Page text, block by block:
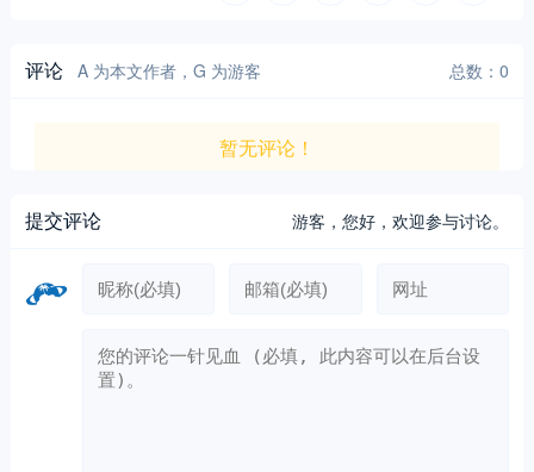
评论 A 为本文作者，G 为游客 总数：0
暂无评论！
提交评论 游客，您好，欢迎参与讨论。